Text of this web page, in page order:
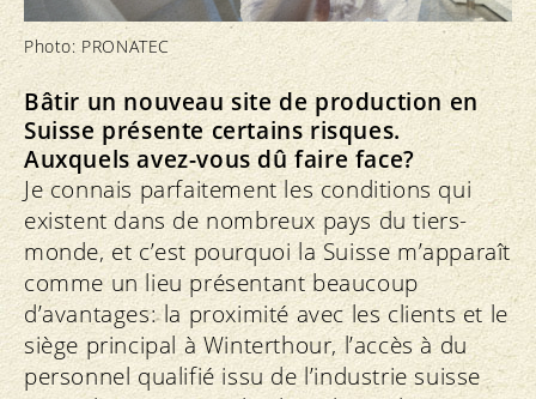
Photo: PRONATEC
Bâtir un nouveau site de production en
Suisse présente certains risques.
Auxquels avez-vous dû faire face?
Je connais parfaitement les conditions qui
existent dans de nombreux pays du tiers-
monde, et c’est pourquoi la Suisse m’apparaît
comme un lieu présentant beaucoup
d’avantages: la proximité avec les clients et le
siège principal à Winterthour, l’accès à du
personnel qualifié issu de l’industrie suisse